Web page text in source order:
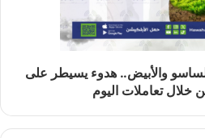
والأبيض.. هدوء يسيطر على
خلال تعاملات اليوم